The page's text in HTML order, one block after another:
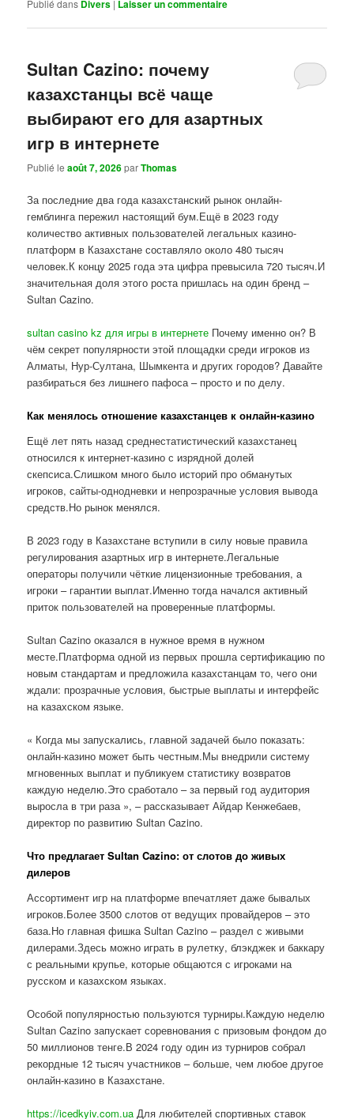
Publié dans Divers | Laisser un commentaire
Sultan Cazino: почему
казахстанцы всё чаще
выбирают его для азартных
игр в интернете
Publié leaoût 7, 2026parThomas
За последние два года казахстанский рынок онлайн-
гемблинга пережил настоящий бум.Ещё в 2023 году
количество активных пользователей легальных казино-
платформ в Казахстане составляло около 480 тысяч
человек.К концу 2025 года эта цифра превысила 720 тысяч.И
значительная доля этого роста пришлась на один бренд –
Sultan Cazino.
sultan casino kz для игры в интернете Почему именно он? В
чём секрет популярности этой площадки среди игроков из
Алматы, Нур-Султана, Шымкента и других городов? Давайте
разбираться без лишнего пафоса – просто и по делу.
Как менялось отношение казахстанцев к онлайн-казино
Ещё лет пять назад среднестатистический казахстанец
относился к интернет-казино с изрядной долей
скепсиса.Слишком много было историй про обманутых
игроков, сайты-однодневки и непрозрачные условия вывода
средств.Но рынок менялся.
В 2023 году в Казахстане вступили в силу новые правила
регулирования азартных игр в интернете.Легальные
операторы получили чёткие лицензионные требования, а
игроки – гарантии выплат.Именно тогда начался активный
приток пользователей на проверенные платформы.
Sultan Cazino оказался в нужное время в нужном
месте.Платформа одной из первых прошла сертификацию по
новым стандартам и предложила казахстанцам то, чего они
ждали: прозрачные условия, быстрые выплаты и интерфейс
на казахском языке.
« Когда мы запускались, главной задачей было показать:
онлайн-казино может быть честным.Мы внедрили систему
мгновенных выплат и публикуем статистику возвратов
каждую неделю.Это сработало – за первый год аудитория
выросла в три раза », – рассказывает Айдар Кенжебаев,
директор по развитию Sultan Cazino.
Что предлагает Sultan Cazino: от слотов до живых
дилеров
Ассортимент игр на платформе впечатляет даже бывалых
игроков.Более 3500 слотов от ведущих провайдеров – это
база.Но главная фишка Sultan Cazino – раздел с живыми
дилерами.Здесь можно играть в рулетку, блэкджек и баккару
с реальными крупье, которые общаются с игроками на
русском и казахском языках.
Особой популярностью пользуются турниры.Каждую неделю
Sultan Cazino запускает соревнования с призовым фондом до
50 миллионов тенге.В 2024 году один из турниров собрал
рекордные 12 тысяч участников – больше, чем любое другое
онлайн-казино в Казахстане.
https://icedkyiv.com.ua Для любителей спортивных ставок